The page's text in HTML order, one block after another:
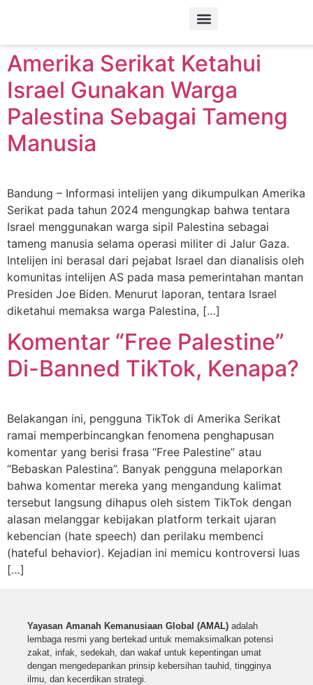
Amerika Serikat Ketahui
Israel Gunakan Warga
Palestina Sebagai Tameng
Manusia
Bandung – Informasi intelijen yang dikumpulkan Amerika
Serikat pada tahun 2024 mengungkap bahwa tentara
Israel menggunakan warga sipil Palestina sebagai
tameng manusia selama operasi militer di Jalur Gaza.
Intelijen ini berasal dari pejabat Israel dan dianalisis oleh
komunitas intelijen AS pada masa pemerintahan mantan
Presiden Joe Biden. Menurut laporan, tentara Israel
diketahui memaksa warga Palestina, […]
Komentar “Free Palestine”
Di-Banned TikTok, Kenapa?
Belakangan ini, pengguna TikTok di Amerika Serikat
ramai memperbincangkan fenomena penghapusan
komentar yang berisi frasa “Free Palestine” atau
“Bebaskan Palestina”. Banyak pengguna melaporkan
bahwa komentar mereka yang mengandung kalimat
tersebut langsung dihapus oleh sistem TikTok dengan
alasan melanggar kebijakan platform terkait ujaran
kebencian (hate speech) dan perilaku membenci
(hateful behavior). Kejadian ini memicu kontroversi luas
[…]
Yayasan Amanah Kemanusiaan Global (AMAL) adalah
lembaga resmi yang bertekad untuk memaksimalkan potensi
zakat, infak, sedekah, dan wakaf untuk kepentingan umat
dengan mengedepankan prinsip kebersihan tauhid, tingginya
ilmu, dan kecerdikan strategi.